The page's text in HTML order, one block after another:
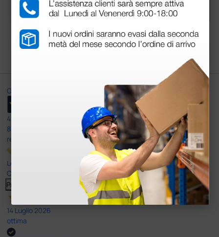
3 pezzi
Carica più prodotti
Ottimo
4,6
8.330
recensioni
Le nostre recensioni a 4 e 5 stelle.
Clicca qui per leggerle tutte >
Precedente
Successivo
14 Luglio 2026
ottima